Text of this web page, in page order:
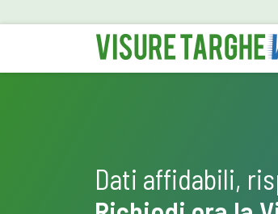
Dati affidabili,